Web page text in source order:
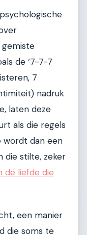
gemiste
de ‘7-7-7
7
nadruk
laten deze
als die regels
wordt dan een
die stilte, zeker
de liefde die
een manier
die soms te